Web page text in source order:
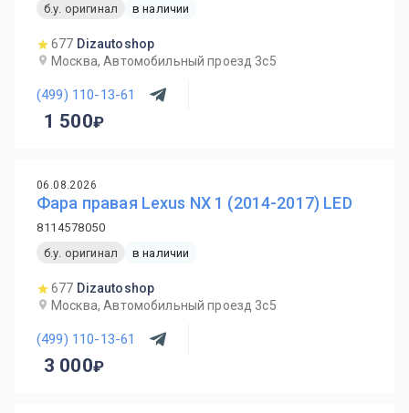
б.у. оригинал
в наличии
677 Dizautoshop
Москва, Автомобильный проезд 3с5
(499) 110-13-61
1 500
06.08.2026
Фара правая Lexus NX 1 (2014-2017) LED
8114578050
б.у. оригинал
в наличии
677 Dizautoshop
Москва, Автомобильный проезд 3с5
(499) 110-13-61
3 000